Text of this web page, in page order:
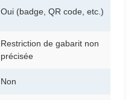
Oui (badge, QR code, etc.)
Restriction de gabarit non
précisée
Non